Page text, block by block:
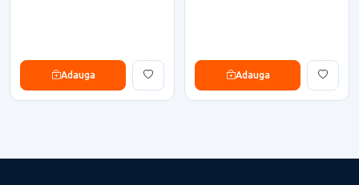
Adauga Adauga